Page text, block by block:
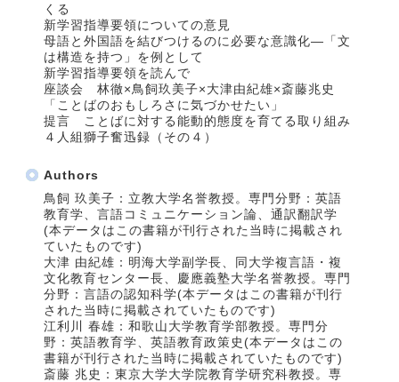
くる
新学習指導要領についての意見
母語と外国語を結びつけるのに必要な意識化―「文
は構造を持つ」を例として
新学習指導要領を読んで
座談会 林徹×鳥飼玖美子×大津由紀雄×斎藤兆史
「ことばのおもしろさに気づかせたい」
提言 ことばに対する能動的態度を育てる取り組み
４人組獅子奮迅録（その４）
Authors
鳥飼 玖美子：立教大学名誉教授。専門分野：英語
教育学、言語コミュニケーション論、通訳翻訳学
(本データはこの書籍が刊行された当時に掲載され
ていたものです)
大津 由紀雄：明海大学副学長、同大学複言語・複
文化教育センター長、慶應義塾大学名誉教授。専門
分野：言語の認知科学(本データはこの書籍が刊行
された当時に掲載されていたものです)
江利川 春雄：和歌山大学教育学部教授。専門分
野：英語教育学、英語教育政策史(本データはこの
書籍が刊行された当時に掲載されていたものです)
斎藤 兆史：東京大学大学院教育学研究科教授。専